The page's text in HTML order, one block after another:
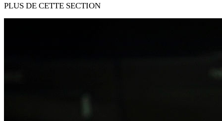
PLUS DE CETTE SECTION